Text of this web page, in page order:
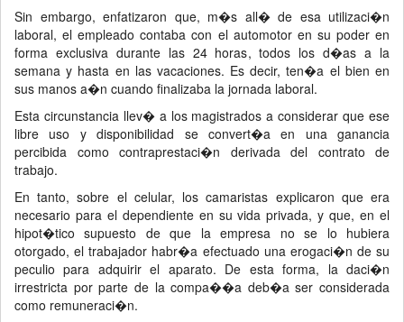
Sin embargo, enfatizaron que, m�s all� de esa utilizaci�n
laboral, el empleado contaba con el automotor en su poder en
forma exclusiva durante las 24 horas, todos los d�as a la
semana y hasta en las vacaciones. Es decir, ten�a el bien en
sus manos a�n cuando finalizaba la jornada laboral.
Esta circunstancia llev� a los magistrados a considerar que ese
libre uso y disponibilidad se convert�a en una ganancia
percibida como contraprestaci�n derivada del contrato de
trabajo.
En tanto, sobre el celular, los camaristas explicaron que era
necesario para el dependiente en su vida privada, y que, en el
hipot�tico supuesto de que la empresa no se lo hubiera
otorgado, el trabajador habr�a efectuado una erogaci�n de su
peculio para adquirir el aparato. De esta forma, la daci�n
irrestricta por parte de la compa��a deb�a ser considerada
como remuneraci�n.